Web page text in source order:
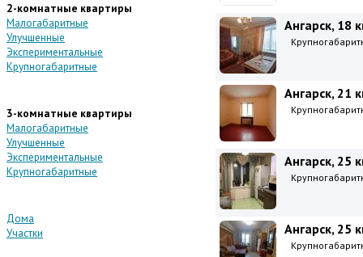
2-комнатные квартиры
Малогабаритные
Улучшенные
Экспериментальные
Крупногабаритные
3-комнатные квартиры
Малогабаритные
Улучшенные
Экспериментальные
Крупногабаритные
Дома
Участки
Ангарск, 18
Ангарск, 21
Ангарск, 25
Ангарск, 25